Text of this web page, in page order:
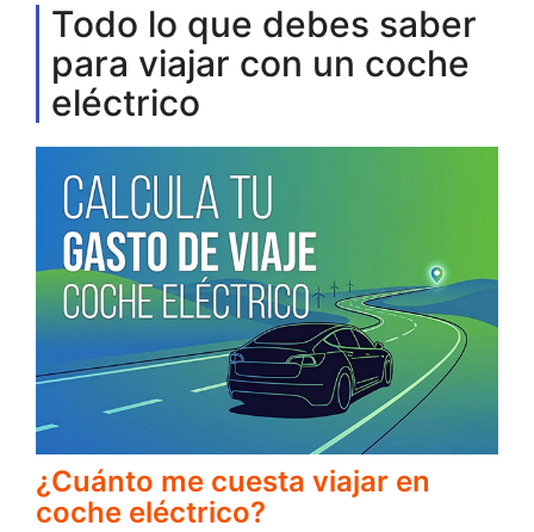
Todo lo que debes saber
para viajar con un coche
eléctrico
¿Cuánto me cuesta viajar en
coche eléctrico?